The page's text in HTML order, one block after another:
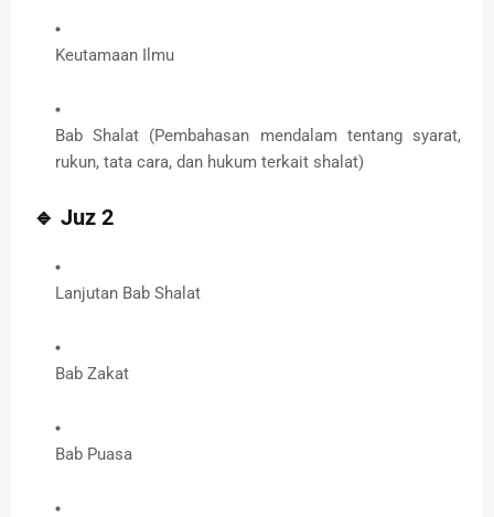
Keutamaan Ilmu
Bab Shalat (Pembahasan mendalam tentang syarat,
rukun, tata cara, dan hukum terkait shalat)
🔹 Juz 2
Lanjutan Bab Shalat
Bab Zakat
Bab Puasa